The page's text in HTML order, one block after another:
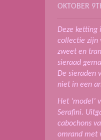
OKTOBER
Deze ketting
collectie zijn
zweet en
sieraad
De sieraden
niet in een
Het ‘model’
Serafini.
cabochons
omrand met